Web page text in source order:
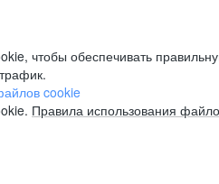
чтобы обеспечивать
cookie
Правила использования